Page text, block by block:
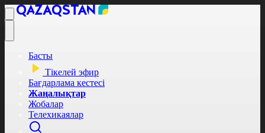
Басты
Тікелей эфир
Бағдарлама кестесі
Жаңалықтар
Жобалар
Телехикаялар